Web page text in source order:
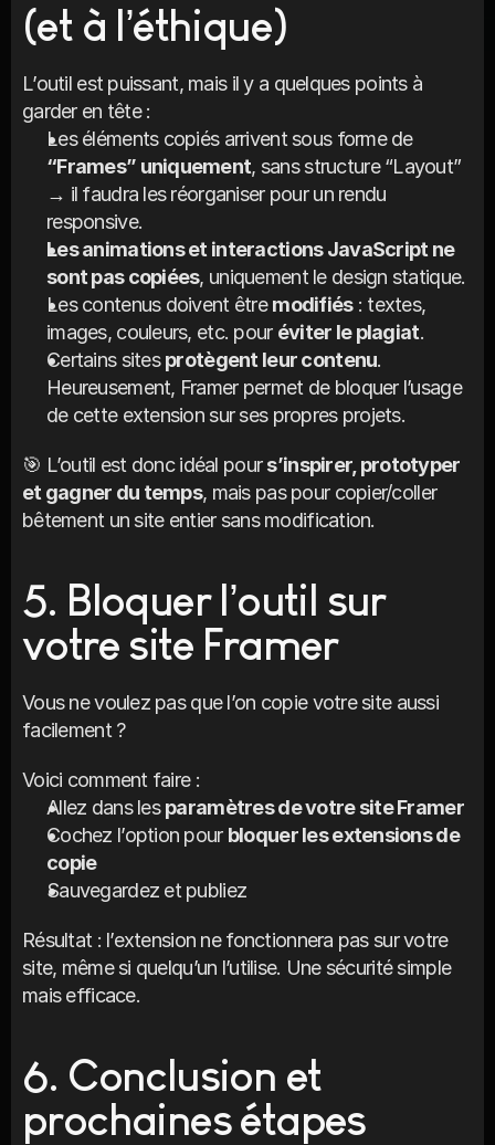
(et à l’éthique)
L’outil est puissant, mais il y a quelques points à
garder en tête :
Les éléments copiés arrivent sous forme de
“Frames” uniquement, sans structure “Layout”
→ il faudra les réorganiser pour un rendu
responsive.
Les animations et interactions JavaScript ne
sont pas copiées, uniquement le design statique.
Les contenus doivent être modifiés : textes,
images, couleurs, etc. pour éviter le plagiat.
Certains sites protègent leur contenu.
Heureusement, Framer permet de bloquer l’usage
de cette extension sur ses propres projets.
🎯 L’outil est donc idéal pour s’inspirer, prototyper
et gagner du temps, mais pas pour copier/coller
bêtement un site entier sans modification.
5. Bloquer l’outil sur
votre site Framer
Vous ne voulez pas que l’on copie votre site aussi
facilement ?
Voici comment faire :
Allez dans les paramètres de votre site Framer
Cochez l’option pour bloquer les extensions de
copie
Sauvegardez et publiez
Résultat : l’extension ne fonctionnera pas sur votre
site, même si quelqu’un l’utilise. Une sécurité simple
mais efficace.
6. Conclusion et
prochaines étapes